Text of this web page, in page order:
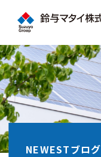
NEWESTブログ